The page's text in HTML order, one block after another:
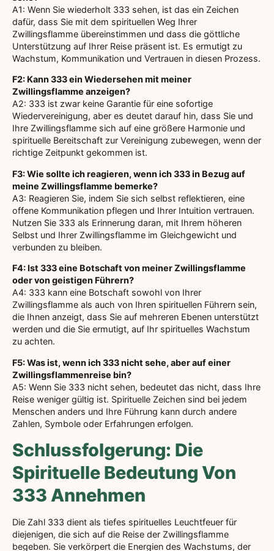
A1: Wenn Sie wiederholt 333 sehen, ist das ein Zeichen
dafür, dass Sie mit dem spirituellen Weg Ihrer
Zwillingsflamme übereinstimmen und dass die göttliche
Unterstützung auf Ihrer Reise präsent ist. Es ermutigt zu
Wachstum, Kommunikation und Vertrauen in diesen Prozess.
F2: Kann 333 ein Wiedersehen mit meiner
Zwillingsflamme anzeigen?
A2: 333 ist zwar keine Garantie für eine sofortige
Wiedervereinigung, aber es deutet darauf hin, dass Sie und
Ihre Zwillingsflamme sich auf eine größere Harmonie und
spirituelle Bereitschaft zur Vereinigung zubewegen, wenn der
richtige Zeitpunkt gekommen ist.
F3: Wie sollte ich reagieren, wenn ich 333 in Bezug auf
meine Zwillingsflamme bemerke?
A3: Reagieren Sie, indem Sie sich selbst reflektieren, eine
offene Kommunikation pflegen und Ihrer Intuition vertrauen.
Nutzen Sie 333 als Erinnerung daran, mit Ihrem höheren
Selbst und Ihrer Zwillingsflamme im Gleichgewicht und
verbunden zu bleiben.
F4: Ist 333 eine Botschaft von meiner Zwillingsflamme
oder von geistigen Führern?
A4: 333 kann eine Botschaft sowohl von Ihrer
Zwillingsflamme als auch von Ihren spirituellen Führern sein,
die Ihnen anzeigt, dass Sie auf mehreren Ebenen unterstützt
werden und die Sie ermutigt, auf Ihr spirituelles Wachstum
zu achten.
F5: Was ist, wenn ich 333 nicht sehe, aber auf einer
Zwillingsflammenreise bin?
A5: Wenn Sie 333 nicht sehen, bedeutet das nicht, dass Ihre
Reise weniger gültig ist. Spirituelle Zeichen sind bei jedem
Menschen anders und Ihre Führung kann durch andere
Zahlen, Symbole oder Erfahrungen erfolgen.
Schlussfolgerung: Die
Spirituelle Bedeutung Von
333 Annehmen
Die Zahl 333 dient als tiefes spirituelles Leuchtfeuer für
diejenigen, die sich auf die Reise der Zwillingsflamme
begeben. Sie verkörpert die Energien des Wachstums, der